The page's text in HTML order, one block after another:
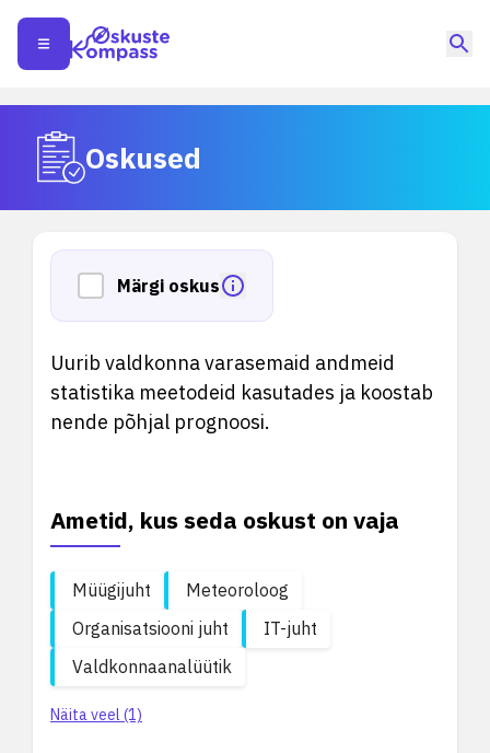
Oskused
Märgi oskus
Uurib valdkonna varasemaid andmeid
statistika meetodeid kasutades ja koostab
nende põhjal prognoosi.
Ametid, kus seda oskust on vaja
Müügijuht
Meteoroloog
Organisatsiooni juht
IT-juht
Valdkonnaanalüütik
Näita veel (1)